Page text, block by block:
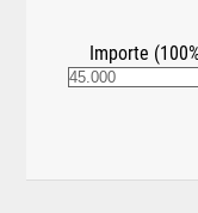
Importe